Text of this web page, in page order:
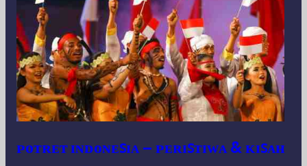
ᴘᴏᴛʀᴇᴛ ɪɴᴅᴏɴᴇꜱɪᴀ – ᴘᴇʀɪꜱᴛɪᴡᴀ & ᴋɪꜱᴀʜ